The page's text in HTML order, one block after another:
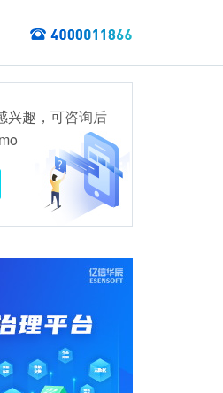
理
据应用服务，实现资产价
应用场景于一体
户提供云原生仓湖一
兴趣，可咨询后